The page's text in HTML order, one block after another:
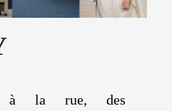
à la rue, des